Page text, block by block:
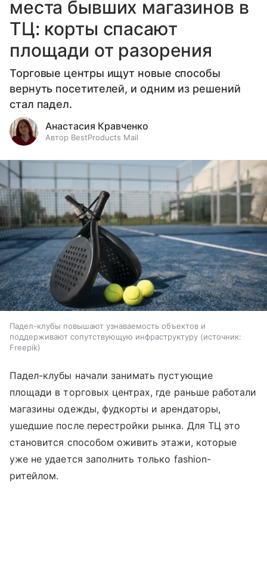
места бывших магазинов в
ТЦ: корты спасают
площади от разорения
Торговые центры ищут новые способы
вернуть посетителей, и одним из решений
стал падел.
Анастасия Кравченко
Автор BestProducts Mail
Падел-клубы повышают узнаваемость объектов и
поддерживают сопутствующую инфраструктуру
источник:
Freepik
Падел-клубы начали занимать пустующие
площади в торговых центрах, где раньше работали
магазины одежды, фудкорты и арендаторы,
ушедшие после перестройки рынка. Для ТЦ это
становится способом оживить этажи, которые
уже не удается заполнить только fashion-
ритейлом.